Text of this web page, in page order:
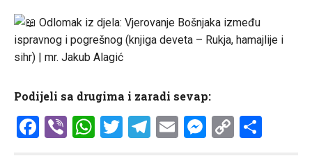
Odlomak iz djela: Vjerovanje Bošnjaka između
ispravnog i pogrešnog (knjiga deveta – Rukja, hamajlije i
sihr) | mr. Jakub Alagić
Podijeli sa drugima i zaradi sevap:
Facebook
ViberWhatsApp
Twitter
Telegram
EmailCopy